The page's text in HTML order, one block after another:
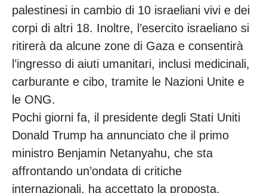
palestinesi in cambio di 10 israeliani vivi e dei
corpi di altri 18. Inoltre, l’esercito israeliano si
ritirerà da alcune zone di Gaza e consentirà
l’ingresso di aiuti umanitari, inclusi medicinali,
carburante e cibo, tramite le Nazioni Unite e
le ONG.
Pochi giorni fa, il presidente degli Stati Uniti
Donald Trump ha annunciato che il primo
ministro Benjamin Netanyahu, che sta
affrontando un’ondata di critiche
internazionali, ha accettato la proposta.